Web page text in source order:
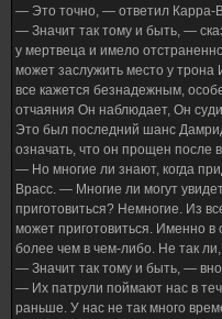
— Это точно, — ответил Карра-
— Значит так тому и быть, —
у мертвеца и имело
может заслужить место у
все кажется безнадежным,
отчаяния Он наблюдает, Он
Это был последний шанс
означать, что он прощен после
— Но многие ли знают, когда
Врасс. — Многие ли могут
приготовиться? Немногие. Из
может приготовиться. Именно
более чем в чем-либо. Не так
— Значит так тому и быть, —
— Их патрули поймают нас в
раньше. У нас не так много